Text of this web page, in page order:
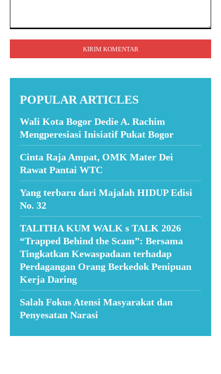
POPULAR ARTICLES
Wali Kota Bogor Dedie A. Rachim
Mengperesiasi Inisiatif Pukat Bogor
Cinta Raja Ampat, OMK Mater Dei
Rawat Pantai WTC
Yang terbaru dari Majalah HIDUP Edisi
No. 32
TALITHA KUM WALK s TALK 2026
“Trapped Behind the Scam”: Bersama
Tingkatkan Kewaspadaan terhadap
Perdagangan Orang Berkedok Penipuan
Kerja Daring
Salah Fokus Atensi Masyarakat dan
Penyesatan Narasi